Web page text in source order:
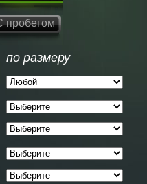
пробегом
по размеру